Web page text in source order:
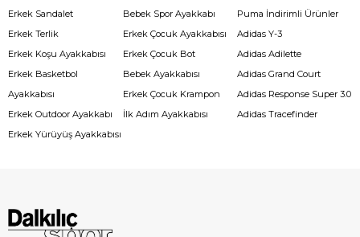
Erkek Sandalet
Erkek Terlik
Erkek Koşu Ayakkabısı
Erkek Basketbol
Ayakkabısı
Erkek Outdoor Ayakkabı
Erkek Yürüyüş Ayakkabısı
Bebek Spor Ayakkabı
Erkek Çocuk Ayakkabısı
Erkek Çocuk Bot
Bebek Ayakkabısı
Erkek Çocuk Krampon
İlk Adım Ayakkabısı
Puma İndirimli Ürünler
Adidas Y-3
Adidas Adilette
Adidas Grand Court
Adidas Response Super 3.0
Adidas Tracefinder